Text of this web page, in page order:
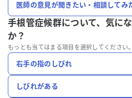
医師の意見が聞きたい・相談してみ
手根管症候群について、 気に
か？
もっとも当てはまる項目を選択してください。
右手の指のしびれ
しびれがある